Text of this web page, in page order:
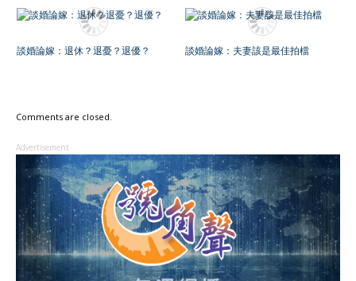
談婚論嫁：退休？退憂？退優？ 談婚論嫁：夫妻該是最佳拍檔
Comments are closed.
Advertisement